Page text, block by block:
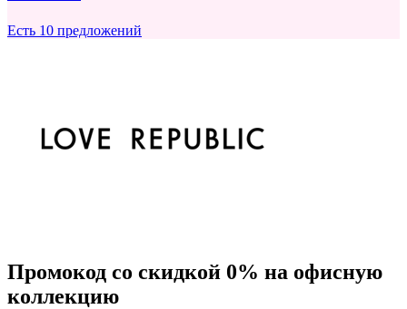
Есть 10 предложений
Промокод со скидкой 0% на офисную
коллекцию